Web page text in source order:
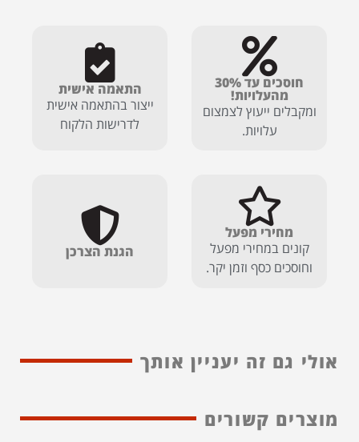
חוסכים עד 30%
מהעלויות!
ומקבלים ייעוץ לצמצום
עלויות.
התאמה אישית
ייצור בהתאמה אישית
לדרישות הלקוח
מחירי מפעל
קונים במחירי מפעל
וחוסכים כסף וזמן יקר.
הגנת הצרכן
אולי גם זה יעניין אותך
מוצרים קשורים